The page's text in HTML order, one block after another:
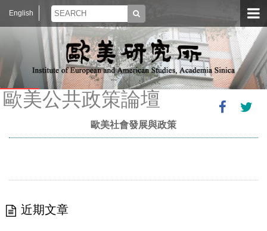
English
歐美公共政策論壇
歐美社會發展與政策
近期文章